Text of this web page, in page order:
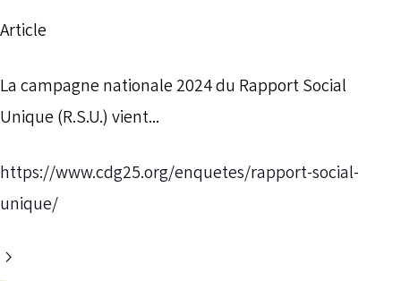
Article
La campagne nationale 2024 du Rapport Social
Unique (R.S.U.) vient...
https://www.cdg25.org/enquetes/rapport-social-
unique/